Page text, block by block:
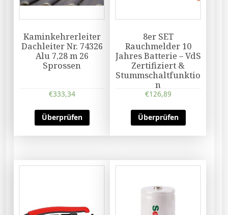
Kaminkehrerleiter
Dachleiter Nr. 74326
Alu 7,28 m 26
Sprossen
€333,34
Überprüfen
8er SET
Rauchmelder 10
Jahres Batterie – VdS
Zertifiziert &
Stummschaltfunktio
n
€126,89
Überprüfen